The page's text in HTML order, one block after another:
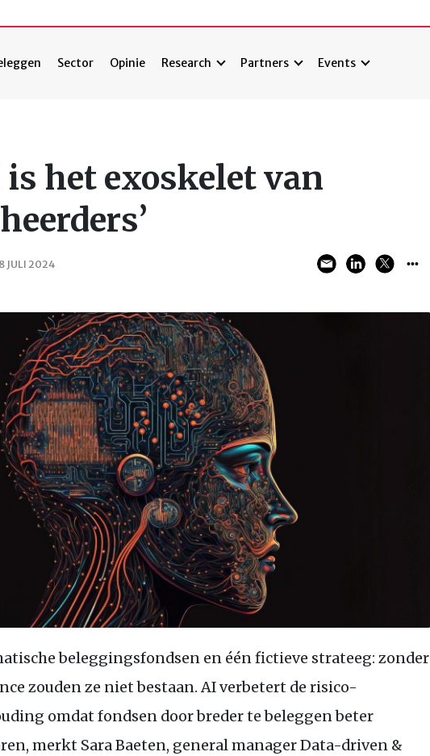
Sector Opinie Research Partners Events
is het exoskelet van
8 JULI 2024
beleggingsfondsen en één fictieve strateeg: zonder
zouden ze niet bestaan. AI verbetert de risico-
omdat fondsen door breder te beleggen beter
merkt Sara Baeten, general manager Data-driven &